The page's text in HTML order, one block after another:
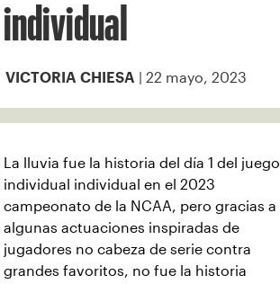
individual
VICTORIA CHIESA | 22 mayo, 2023
La lluvia fue la historia del día 1 del juego
individual individual en el 2023
campeonato de la NCAA, pero gracias a
algunas actuaciones inspiradas de
jugadores no cabeza de serie contra
grandes favoritos, no fue la historia